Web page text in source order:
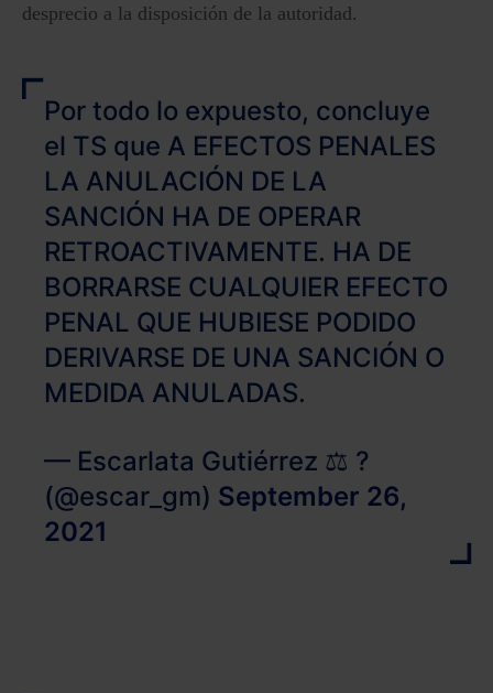
desprecio a la disposición de la autoridad.
Por todo lo expuesto, concluye
el TS que A EFECTOS PENALES
LA ANULACIÓN DE LA
SANCIÓN HA DE OPERAR
RETROACTIVAMENTE. HA DE
BORRARSE CUALQUIER EFECTO
PENAL QUE HUBIESE PODIDO
DERIVARSE DE UNA SANCIÓN O
MEDIDA ANULADAS.
— Escarlata Gutiérrez ⚖️ ?
(@escar_gm) September 26,
2021